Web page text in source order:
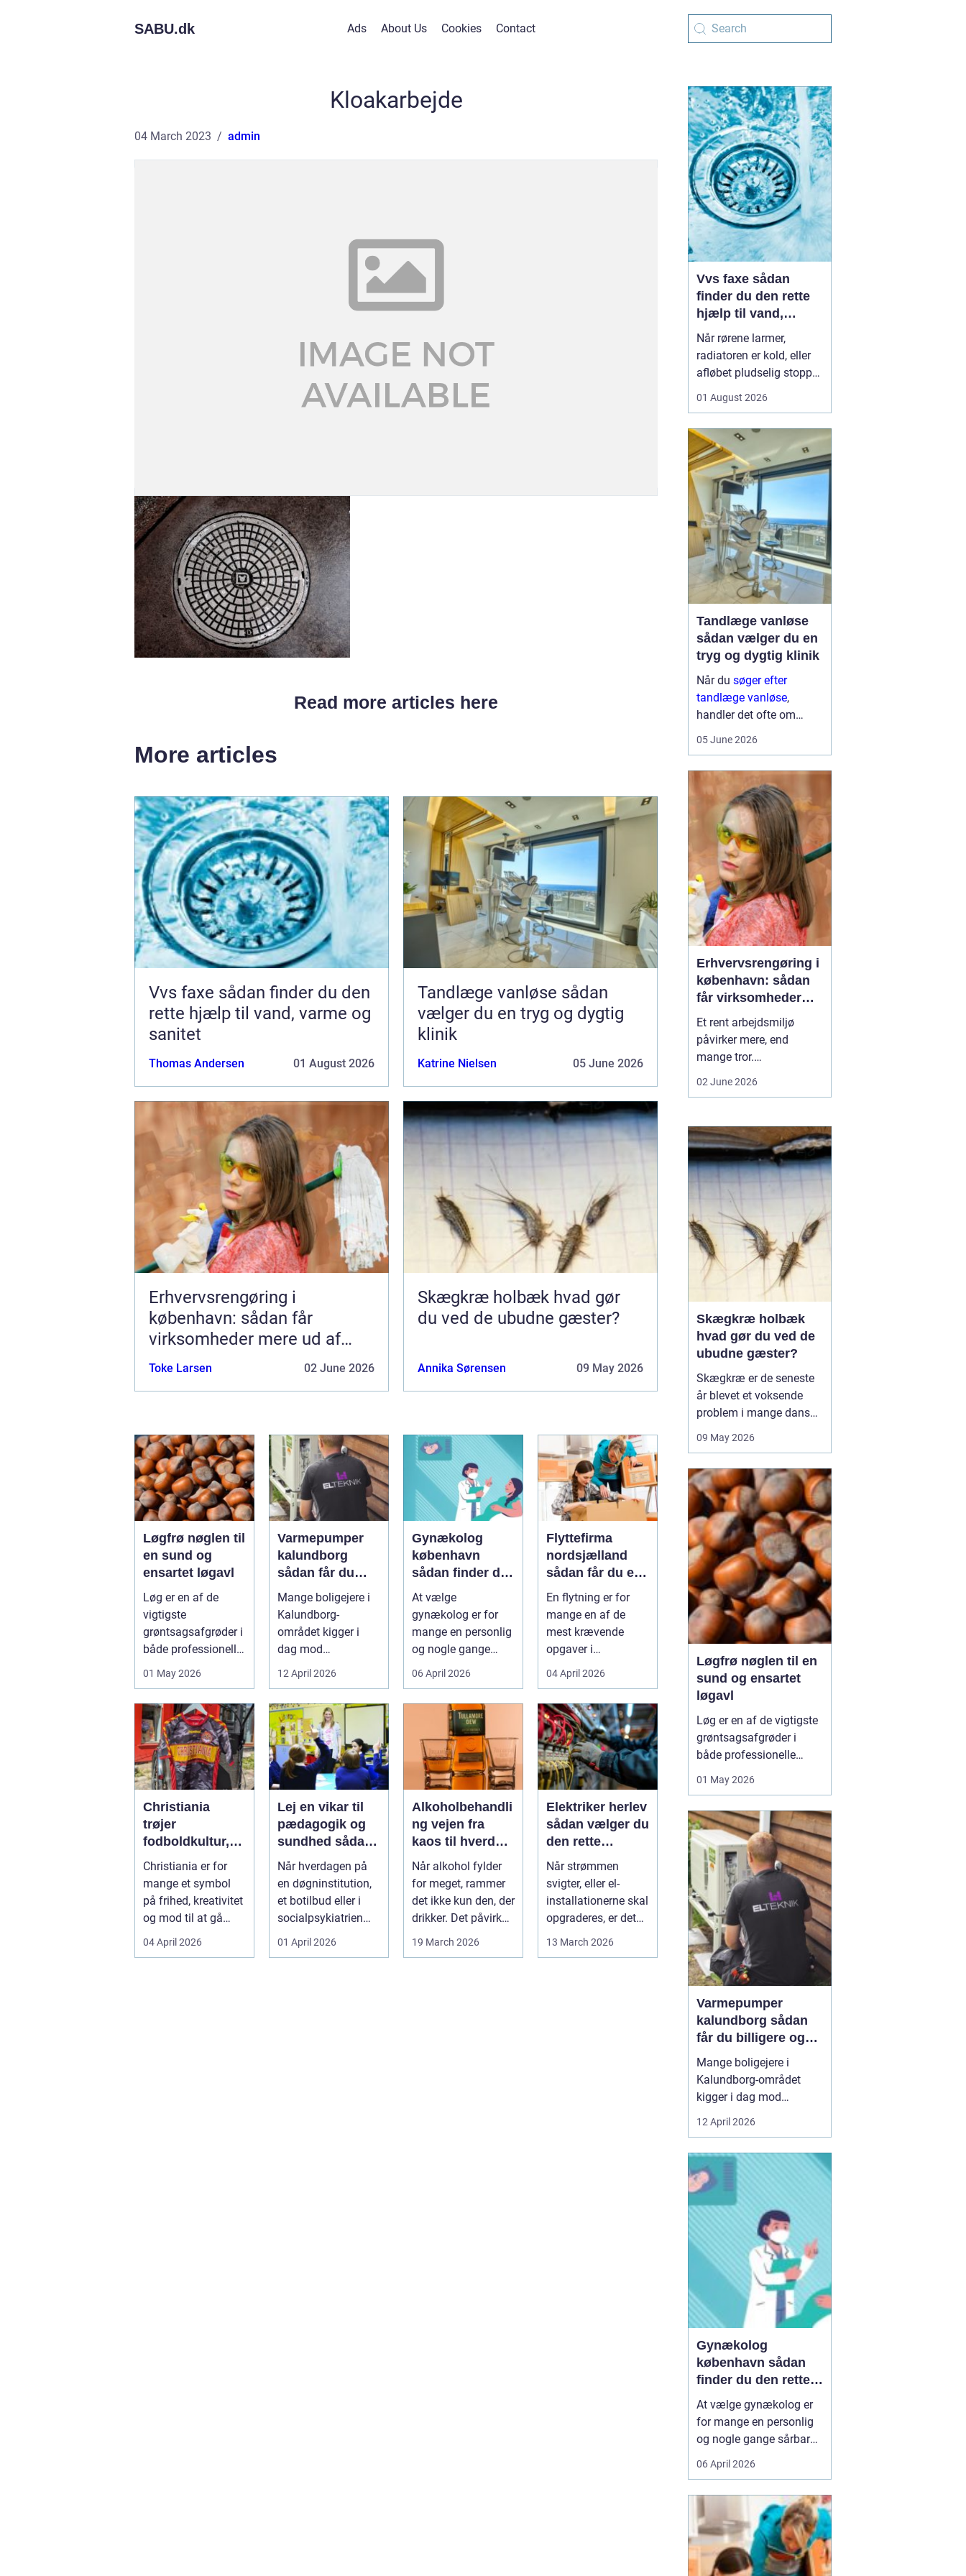
SABU.dk Ads About Us Cookies Contact
Kloakarbejde
04 March 2023 admin
Read more articles here
More articles
Vvs faxe sådan finder du den
rette hjælp til vand, varme og
sanitet
Thomas Andersen 01 August 2026
Tandlæge vanløse sådan
vælger du en tryg og dygtig
klinik
Katrine Nielsen 05 June 2026
Erhvervsrengøring i
københavn: sådan får
virksomheder mere ud af
hverdagen
Toke Larsen 02 June 2026
Skægkræ holbæk hvad gør
du ved de ubudne gæster?
Annika Sørensen 09 May 2026
Løgfrø nøglen til
en sund og
ensartet løgavl
Løg er en af de
vigtigste
grøntsagsafgrøder i
både professionelle
større
landbrugspro...
01 May 2026
Varmepumper
kalundborg
sådan får du
billigere og
mere
bæredygtig
varme
Mange boligejere i
Kalundborg-
området kigger i
dag mod
varmepumper som
en vej til lavere
varmeregnin...
12 April 2026
Gynækolog
københavn
sådan finder du
den rette
specialist
At vælge
gynækolog er for
mange en personlig
og nogle gange
sårbar beslutning.
Man skal både føle
si...
06 April 2026
Flyttefirma
nordsjælland
sådan får du en
tryg og effektiv
flytning
En flytning er for
mange en af de
mest krævende
opgaver i
hverdagen. Der er
meget at holde styr
på, ...
04 April 2026
Christiania
trøjer
fodboldkultur,
frihed og fanstil
Christiania er for
mange et symbol
på frihed, kreativitet
og mod til at gå
egne veje. Den
samme ånd ...
04 April 2026
Lej en vikar til
pædagogik og
sundhed sådan
får du den rette
hjælp
Når hverdagen på
en døgninstitution,
et botilbud eller i
socialpsykiatrien
pludselig ændrer
sig, kan...
01 April 2026
Alkoholbehandli
ng vejen fra
kaos til hverdag
med ro
Når alkohol fylder
for meget, rammer
det ikke kun den, der
drikker. Det påvirker
også familie, arbej...
19 March 2026
Elektriker herlev
sådan vælger du
den rette
fagmand til dine
el-opgaver
Når strømmen
svigter, eller el-
installationerne skal
opgraderes, er det
afgørende at have
13 March 2026
Vvs faxe sådan
finder du den rette
hjælp til vand,
varme og sanitet
Når rørene larmer,
radiatoren er kold, eller
afløbet pludselig stopper
hvor vigtig en
er i hverdagen. I Faxe og
omegn spiller de lokale
VVS-installatører en
central rolle for både
boligejere og virks...
01 August 2026
Tandlæge vanløse
sådan vælger du en
tryg og dygtig klinik
Når du søger efter
tandlæge vanløse,
handler det ofte om
du kan føle dig tryg, blive
taget alvorligt og få
grundig behandling ...
05 June 2026
Erhvervsrengøring i
københavn: sådan
får virksomheder
mere ud af
hverdagen
Et rent arbejdsmiljø
påvirker mere, end
mange tror.
virksomhedens
omdømme hænger tæt
sammen med, hvordan
kontorer, fællesarealer
og ejendomme bliver
holdt. Når vi taler om
erhvervsrengøring købe...
02 June 2026
Skægkræ holbæk
hvad gør du ved de
ubudne gæster?
Skægkræ er de seneste
år blevet et voksende
problem i mange danske
undtagelse. De små,
dukker ofte op i nye
boliger, renoverede
lejligheder og
parcelhuse, hvor de
langsomt breder sig fra
rum til rum. Mang...
09 May 2026
Løgfrø nøglen til en
sund og ensartet
løgavl
Løg er en af de vigtigste
grøntsagsafgrøder i
både professionelle
landbrugsproduktioner.
starter med kvaliteten af
Løgfrø, og små forskelle
i frøets sundhed,
sortsege...
01 May 2026
Varmepumper
kalundborg sådan
får du billigere og
mere bæredygtig
varme
Mange boligejere i
Kalundborg-området
kigger i dag mod
varmepumper som en
vej til lavere
behageligt indeklima.
Priserne på energi
svinger, kravene til CO2-
reduktion stiger, og
gamle elradiatorer, olie-
og pillefyr bliver både ...
12 April 2026
Gynækolog
københavn sådan
finder du den rette
specialist
At vælge gynækolog er
for mange en personlig
og nogle gange sårbar
beslutning. Man skal
både føle sig tryg, hørt
storby som København
kan det være svært at
danne sig overblik over
de mange muligheder,
06 April 2026